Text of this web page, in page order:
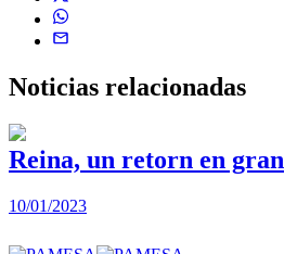
Noticias relacionadas
Reina, un retorn en gran
10/01/2023